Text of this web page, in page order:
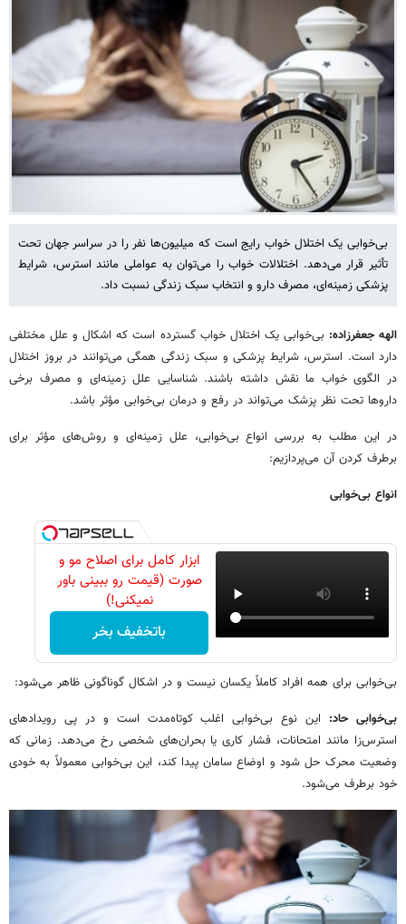
بی‌خوابی یک اختلال خواب رایج است که میلیون‌ها نفر را در سراسر جهان تحت
تأثیر قرار می‌دهد. اختلالات خواب را می‌توان به عواملی مانند استرس، شرایط
پزشکی زمینه‌ای، مصرف دارو و انتخاب سبک زندگی نسبت داد.
الهه جعفرزاده: بی‌خوابی یک اختلال خواب گسترده است که اشکال و علل مختلفی
دارد است. استرس، شرایط پزشکی و سبک زندگی همگی می‌توانند در بروز اختلال
در الگوی خواب ما نقش داشته باشند. شناسایی علل زمینه‌ای و مصرف برخی
داروها تحت نظر پزشک می‌تواند در رفع و درمان بی‌خوابی مؤثر باشد.
در این مطلب به بررسی انواع بی‌خوابی، علل زمینه‌ای و روش‌های مؤثر برای
برطرف کردن آن می‌پردازیم:
انواع بی‌خوابی
ابزار کامل برای اصلاح مو و
صورت (قیمت رو ببینی باور
نمیکنی!)
باتخفیف بخر
بی‌خوابی برای همه افراد کاملاً یکسان نیست و در اشکال گوناگونی ظاهر می‌شود:
بی‌خوابی حاد: این نوع بی‌خوابی اغلب کوتاه‌مدت است و در پی رویدادهای
استرس‌زا مانند امتحانات، فشار کاری یا بحران‌های شخصی رخ می‌دهد. زمانی که
وضعیت محرک حل شود و اوضاع سامان پیدا کند، این بی‌خوابی معمولاً به خودی
خود برطرف می‌شود.